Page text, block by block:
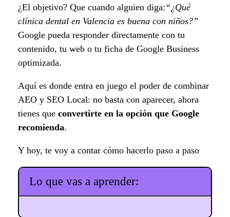
¿El objetivo? Que cuando alguien diga:“¿Qué
clínica dental en Valencia es buena con niños?”
Google pueda responder directamente con tu
contenido, tu web o tu ficha de Google Business
optimizada.
Aquí es donde entra en juego el poder de combinar
AEO y SEO Local: no basta con aparecer, ahora
tienes que convertirte en la opción que Google
recomienda.
Y hoy, te voy a contar cómo hacerlo paso a paso
Lo que vas a aprender: